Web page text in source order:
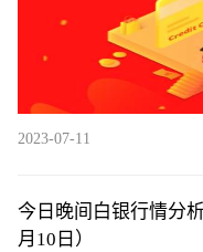
2023-07-11
今日晚间白银行情分
月10日）